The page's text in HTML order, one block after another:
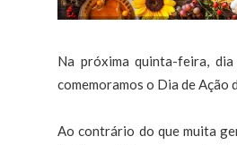
Na próxima quinta-feira,
comemoramos o Dia de Ação
Ao contrário do que muita